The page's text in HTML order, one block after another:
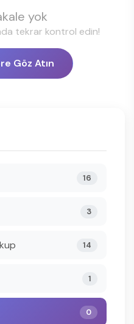
yok
tekrar kontrol edin!
Göz Atın
16
3
14
1
0